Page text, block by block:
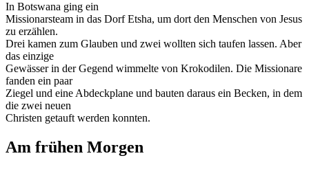
In Botswana ging ein
Missionarsteam in das Dorf Etsha, um dort den Menschen von Jesus
zu erzählen.
Drei kamen zum Glauben und zwei wollten sich taufen lassen. Aber
das einzige
Gewässer in der Gegend wimmelte von Krokodilen. Die Missionare
fanden ein paar
Ziegel und eine Abdeckplane und bauten daraus ein Becken, in dem
die zwei neuen
Christen getauft werden konnten.
Am frühen Morgen